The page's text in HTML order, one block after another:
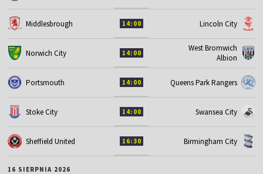
Middlesbrough 14:00 Lincoln City
Norwich City 14:00
West Bromwich
Albion
Portsmouth 14:00 Queens Park Rangers
Stoke City 14:00 Swansea City
Sheffield United 16:30 Birmingham City
16 SIERPNIA 2026